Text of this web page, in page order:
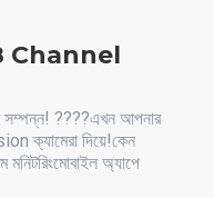
Channel
????এখন আপনার
ক্যামেরা দিয়ে!কেন
অ্যাপে